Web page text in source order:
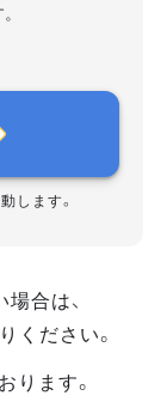
します。
合は、
ください。
ります。